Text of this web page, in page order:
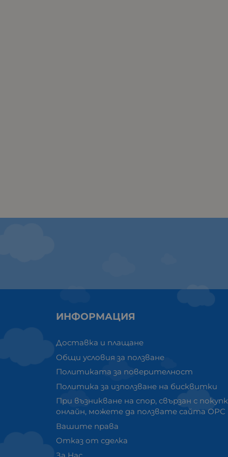
ИНФОРМАЦИЯ
Доставка и плащане
Общи условия за ползване
Политиката за поверителност
Политика за използване на бисквитки
При възникване на спор, свързан с
онлайн, можете да ползвате сайта ОРС
Вашите права
Отказ от сделка